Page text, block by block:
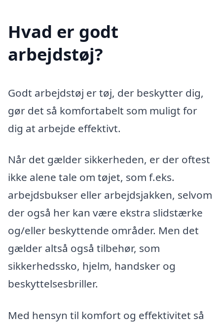
Hvad er godt
arbejdstøj?
Godt arbejdstøj er tøj, der beskytter dig,
gør det så komfortabelt som muligt for
dig at arbejde effektivt.
Når det gælder sikkerheden, er der oftest
ikke alene tale om tøjet, som f.eks.
arbejdsbukser eller arbejdsjakken, selvom
der også her kan være ekstra slidstærke
og/eller beskyttende områder. Men det
gælder altså også tilbehør, som
sikkerhedssko, hjelm, handsker og
beskyttelsesbriller.
Med hensyn til komfort og effektivitet så